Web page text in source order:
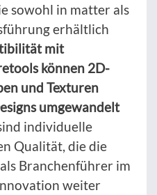
sowohl in matter als
erhältlich
mit
können 2D-
und Texturen
umgewandelt
individuelle
Qualität, die die
Branchenführer im
weiter